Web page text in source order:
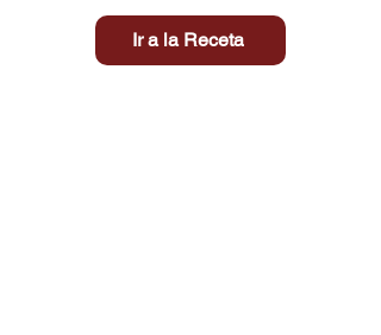
Ir a la Receta